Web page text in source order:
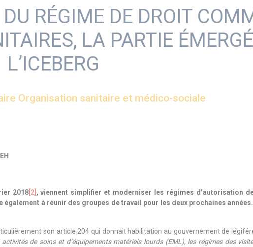
RÉGIME DE DROIT
LA PARTIE
L’ICEBERG
Organisation sanitaire et médico-sociale
2018[2] , viennent simplifier et moderniser les régimes d’autorisation
à réunir des groupes de travail pour les deux prochaines
son article 204 qui donnait habilitation au gouvernement de
de soins et d’équipements matériels lourds (EML), les régimes des